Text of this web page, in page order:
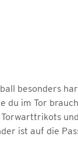
besonders
du im Tor
ist auf die